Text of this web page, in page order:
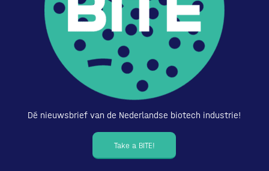
Dé nieuwsbrief van de Nederlandse biotech industrie!
Take a BITE!